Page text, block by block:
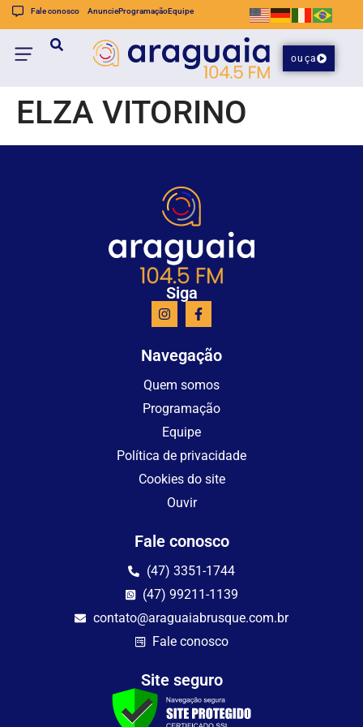
Fale conosco AnuncieProgramaçãoEquipe
ouça
ELZA VITORINO
Siga
Navegação
Quem somos
Programação
Equipe
Política de privacidade
Cookies do site
Ouvir
Fale conosco
(47) 3351-1744
(47) 99211-1139
contato@araguaiabrusque.com.br
Fale conosco
Site seguro